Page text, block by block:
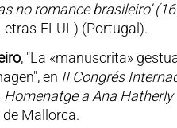
no romance brasileiro’
FLUL) (Portugal).
, "La «manuscrita»
en II Congrés
Homenatge a Ana
de Mallorca.